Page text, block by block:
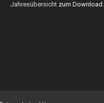
Jahresübersicht zum Download .